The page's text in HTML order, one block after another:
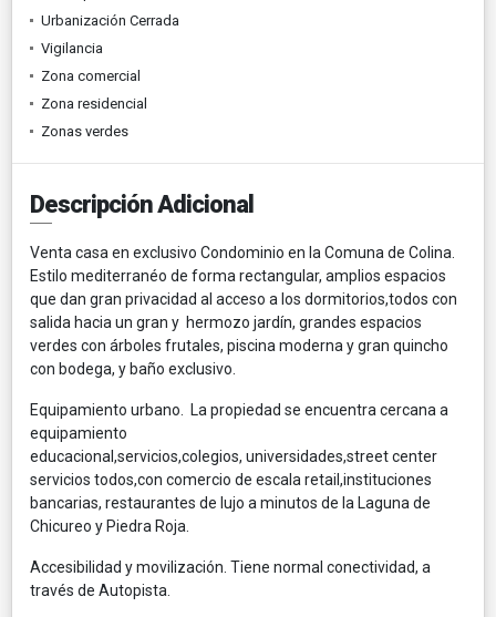
Urbanización Cerrada
Vigilancia
Zona comercial
Zona residencial
Zonas verdes
Descripción Adicional
Venta casa en exclusivo Condominio en la Comuna de Colina.
Estilo mediterranéo de forma rectangular, amplios espacios
que dan gran privacidad al acceso a los dormitorios,todos con
salida hacia un gran y hermozo jardín, grandes espacios
verdes con árboles frutales, piscina moderna y gran quincho
con bodega, y baño exclusivo.
Equipamiento urbano. La propiedad se encuentra cercana a
equipamiento
educacional,servicios,colegios, universidades,street center
servicios todos,con comercio de escala retail,instituciones
bancarias, restaurantes de lujo a minutos de la Laguna de
Chicureo y Piedra Roja.
Accesibilidad y movilización. Tiene normal conectividad, a
través de Autopista.